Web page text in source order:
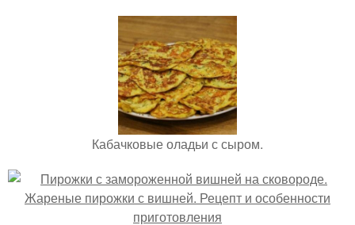
Кабачковые оладьи с сыром.